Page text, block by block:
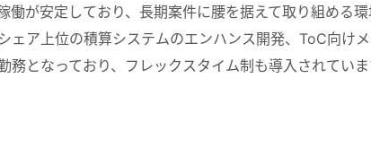
働が安定しており、長期案件に腰を据えて取り組める
ェア上位の積算システムのエンハンス開発、ToC向け
となっており、フレックスタイム制も導入されていま